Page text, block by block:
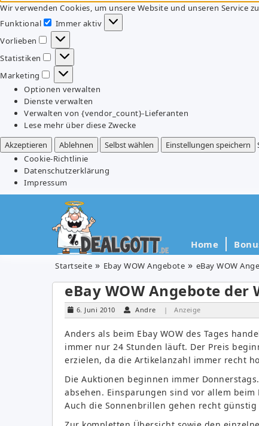
Wir verwenden Cookies, um unsere Website und unseren Service
Funktional
Funktional
Immer aktiv
Vorlieben
Vorlieben
Statistiken
Statistiken
Marketing
Marketing
Optionen verwalten
Dienste verwalten
Verwalten von {vendor_count}-Lieferanten
Lese mehr über diese Zwecke
Akzeptieren
Ablehnen Selbst wählen Einstellungen speichern
Cookie-Richtlinie
Datenschutzerklärung
Impressum
Home
Startseite Ebay WOW Angebote eBay WOW
eBay WOW Angebote der
6. Juni 2010 Andre | Anzeige
Anders als beim Ebay WOW des Tages
immer nur 24 Stunden läuft. Der Preis
erzielen, da die Artikelanzahl immer recht
Die Auktionen beginnen immer
absehen. Einsparungen sind vor allem beim
Auch die Sonnenbrillen gehen recht